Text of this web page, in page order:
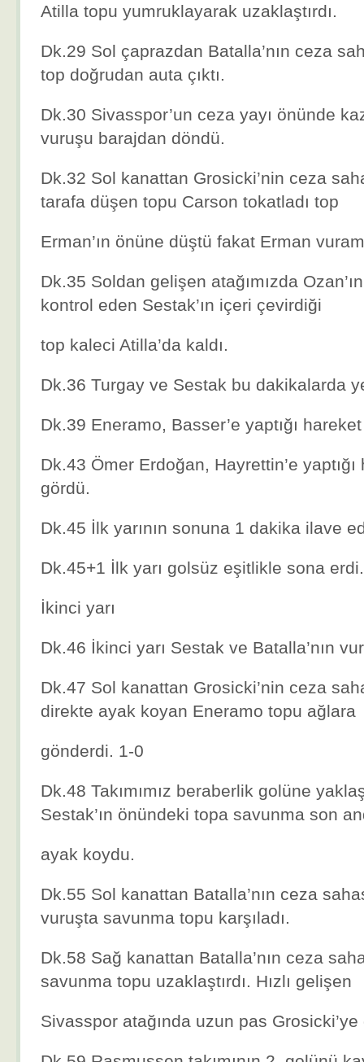
Atilla topu yumruklayarak uzaklaştırdı.
Dk.29 Sol çaprazdan Batalla’nın ceza
top doğrudan auta çıktı.
Dk.30 Sivasspor’un ceza yayı önünde
vuruşu barajdan döndü.
Dk.32 Sol kanattan Grosicki’nin ceza
tarafa düşen topu Carson tokatladı top
Erman’ın önüne düştü fakat Erman
Dk.35 Soldan gelişen atağımızda
kontrol eden Sestak’ın içeri çevirdiği
top kaleci Atilla’da kaldı.
Dk.36 Turgay ve Sestak bu dakikalarda
Dk.39 Eneramo, Basser’e yaptığı
Dk.43 Ömer Erdoğan, Hayrettin’e
gördü.
Dk.45 İlk yarının sonuna 1 dakika ilave
Dk.45+1 İlk yarı golsüz eşitlikle sona erdi.
İkinci yarı
Dk.46 İkinci yarı Sestak ve Batalla’nın
Dk.47 Sol kanattan Grosicki’nin ceza
direkte ayak koyan Eneramo topu ağlara
gönderdi. 1-0
Dk.48 Takımımız beraberlik golüne
Sestak’ın önündeki topa savunma son
ayak koydu.
Dk.55 Sol kanattan Batalla’nın ceza
vuruşta savunma topu karşıladı.
Dk.58 Sağ kanattan Batalla’nın ceza
savunma topu uzaklaştırdı. Hızlı gelişen
Sivasspor atağında uzun pas